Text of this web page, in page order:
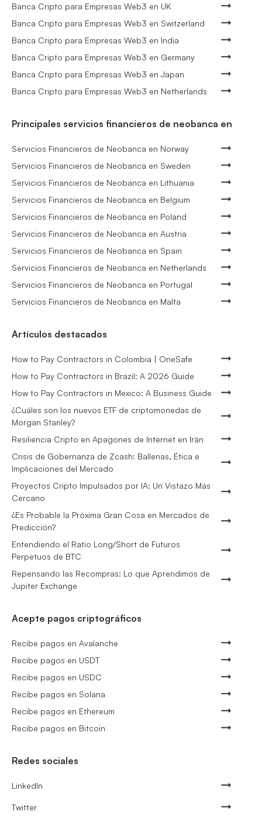
Banca Cripto para Empresas Web3 en UK
Banca Cripto para Empresas Web3 en Switzerland
Banca Cripto para Empresas Web3 en India
Banca Cripto para Empresas Web3 en Germany
Banca Cripto para Empresas Web3 en Japan
Banca Cripto para Empresas Web3 en Netherlands
Principales servicios financieros de neobanca en
Servicios Financieros de Neobanca en Norway
Servicios Financieros de Neobanca en Sweden
Servicios Financieros de Neobanca en Lithuania
Servicios Financieros de Neobanca en Belgium
Servicios Financieros de Neobanca en Poland
Servicios Financieros de Neobanca en Austria
Servicios Financieros de Neobanca en Spain
Servicios Financieros de Neobanca en Netherlands
Servicios Financieros de Neobanca en Portugal
Servicios Financieros de Neobanca en Malta
Artículos destacados
How to Pay Contractors in Colombia | OneSafe
How to Pay Contractors in Brazil: A 2026 Guide
How to Pay Contractors in Mexico: A Business Guide
¿Cuáles son los nuevos ETF de criptomonedas de
Morgan Stanley?
Resiliencia Cripto en Apagones de Internet en Irán
Crisis de Gobernanza de Zcash: Ballenas, Ética e
Implicaciones del Mercado
Proyectos Cripto Impulsados por IA: Un Vistazo Más
Cercano
¿Es Probable la Próxima Gran Cosa en Mercados de
Predicción?
Entendiendo el Ratio Long/Short de Futuros
Perpetuos de BTC
Repensando las Recompras: Lo que Aprendimos de
Jupiter Exchange
Acepte pagos criptográficos
Recibe pagos en Avalanche
Recibe pagos en USDT
Recibe pagos en USDC
Recibe pagos en Solana
Recibe pagos en Ethereum
Recibe pagos en Bitcoin
Redes sociales
LinkedIn
Twitter